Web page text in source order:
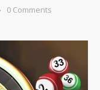
0 Comments